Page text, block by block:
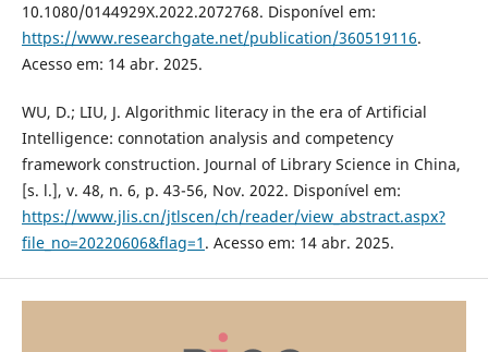
10.1080/0144929X.2022.2072768. Disponível em:
https://www.researchgate.net/publication/360519116.
Acesso em: 14 abr. 2025.
WU, D.; LIU, J. Algorithmic literacy in the era of Artificial
Intelligence: connotation analysis and competency
framework construction. Journal of Library Science in China,
[s. l.], v. 48, n. 6, p. 43-56, Nov. 2022. Disponível em:
https://www.jlis.cn/jtlscen/ch/reader/view_abstract.aspx?
file_no=20220606&flag=1 . Acesso em: 14 abr. 2025.